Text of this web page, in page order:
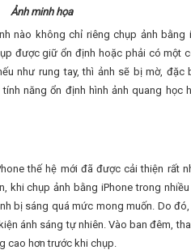
Ảnh minh họa
nào không chỉ riêng chụp ảnh bằng
được giữ ổn định hoặc phải có một
như rung tay, thì ảnh sẽ bị mờ, đặc
năng ổn định hình ảnh quang học
thế hệ mới đã được cải thiện rất
khi chụp ảnh bằng iPhone trong
bị sáng quá mức mong muốn. Do
ánh sáng tự nhiên. Vào ban đêm,
cao hơn trước khi chụp.